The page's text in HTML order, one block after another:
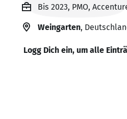
Bis 2023, PMO,
Weingarten,
Logg Dich ein, um alle